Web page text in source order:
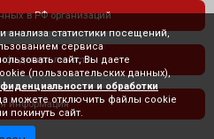
в РФ организаций
информация
анализа статистики посещений,
сервиса
сайт, Вы даете
(пользовательских данных),
и обработки
можете отключить файлы cookie
покинуть сайт.